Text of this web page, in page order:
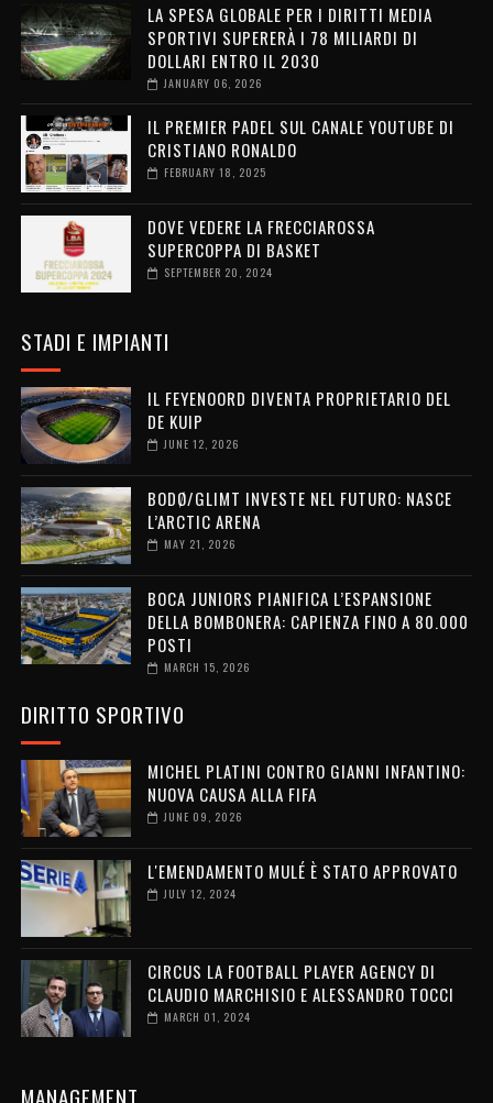
LA SPESA GLOBALE PER I DIRITTI MEDIA
SPORTIVI SUPERERÀ I 78 MILIARDI DI
DOLLARI ENTRO IL 2030
JANUARY 06, 2026
IL PREMIER PADEL SUL CANALE YOUTUBE DI
CRISTIANO RONALDO
FEBRUARY 18, 2025
DOVE VEDERE LA FRECCIAROSSA
SUPERCOPPA DI BASKET
SEPTEMBER 20, 2024
STADI E IMPIANTI
IL FEYENOORD DIVENTA PROPRIETARIO DEL
DE KUIP
JUNE 12, 2026
BODØ/GLIMT INVESTE NEL FUTURO: NASCE
L’ARCTIC ARENA
MAY 21, 2026
BOCA JUNIORS PIANIFICA L’ESPANSIONE
DELLA BOMBONERA: CAPIENZA FINO A 80.000
POSTI
MARCH 15, 2026
DIRITTO SPORTIVO
MICHEL PLATINI CONTRO GIANNI INFANTINO:
NUOVA CAUSA ALLA FIFA
JUNE 09, 2026
L'EMENDAMENTO MULÉ È STATO APPROVATO
JULY 12, 2024
CIRCUS LA FOOTBALL PLAYER AGENCY DI
CLAUDIO MARCHISIO E ALESSANDRO TOCCI
MARCH 01, 2024
MANAGEMENT